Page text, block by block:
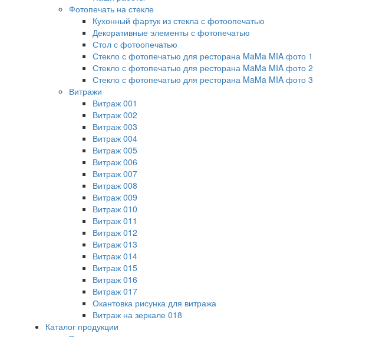
Фотопечать на стекле
Кухонный фартук из стекла с фотоопечатью
Декоративные элементы с фотопечатью
Стол с фотоопечатью
Стекло с фотопечатью для ресторана MaMa MIA фото 1
Стекло с фотопечатью для ресторана MaMa MIA фото 2
Стекло с фотопечатью для ресторана MaMa MIA фото 3
Витражи
Витраж 001
Витраж 002
Витраж 003
Витраж 004
Витраж 005
Витраж 006
Витраж 007
Витраж 008
Витраж 009
Витраж 010
Витраж 011
Витраж 012
Витраж 013
Витраж 014
Витраж 015
Витраж 016
Витраж 017
Окантовка рисунка для витража
Витраж на зеркале 018
Каталог продукции